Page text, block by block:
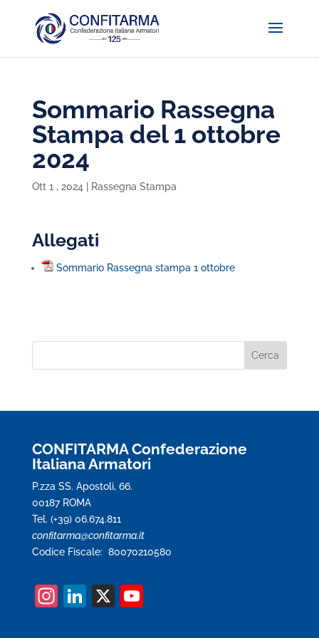
Sommario Rassegna
Stampa del 1 ottobre
2024
Ott 1 , 2024 Rassegna Stampa
Allegati
Sommario Rassegna stampa 1 ottobre
CONFITARMA Confederazione
Italiana Armatori
P.zza SS. Apostoli, 66.
00187 ROMA
Tel. (+39) 06.674.811
confitarma@confitarma.it
Codice Fiscale: 80070210580
In Li X Y